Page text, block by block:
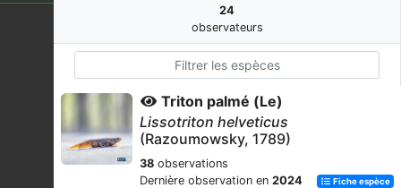
24
observateurs
Triton palmé (Le)
Lissotriton helveticus
(Razoumowsky, 1789)
38 observations
Dernière observation en 2024 Fiche espèce